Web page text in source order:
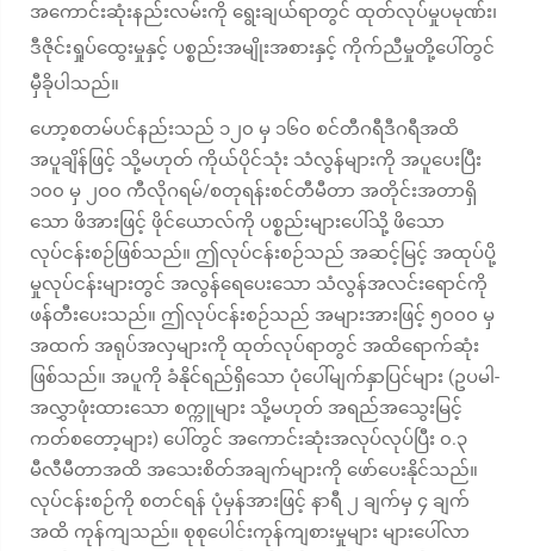
အကောင်းဆုံးနည်းလမ်းကို ရွေးချယ်ရာတွင် ထုတ်လုပ်မှုပမုဏ်း၊
ဒီဇိုင်းရှုပ်ထွေးမှုနှင့် ပစ္စည်းအမျိုးအစားနှင့် ကိုက်ညီမှုတို့ပေါ်တွင်
မှီခိုပါသည်။
ဟော့စတမ်ပင်နည်းသည် ၁၂၀ မှ ၁၆၀ စင်တီဂရီဒီဂရီအထိ
အပူချိန်ဖြင့် သို့မဟုတ် ကိုယ်ပိုင်သုံး သံလွန်များကို အပူပေးပြီး
၁၀၀ မှ ၂၀၀ ကီလိုဂရမ်/စတုရန်းစင်တီမီတာ အတိုင်းအတာရှိ
သော ဖိအားဖြင့် ဖိုင်ယောလ်ကို ပစ္စည်းများပေါ်သို့ ဖိသော
လုပ်ငန်းစဉ်ဖြစ်သည်။ ဤလုပ်ငန်းစဉ်သည် အဆင့်မြင့် အထုပ်ပို့
မှုလုပ်ငန်းများတွင် အလွန်ရေပေးသော သံလွန်အလင်းရောင်ကို
ဖန်တီးပေးသည်။ ဤလုပ်ငန်းစဉ်သည် အများအားဖြင့် ၅၀၀၀ မှ
အထက် အရုပ်အလှများကို ထုတ်လုပ်ရာတွင် အထိရောက်ဆုံး
ဖြစ်သည်။ အပူကို ခံနိုင်ရည်ရှိသော ပုံပေါ်မျက်နှာပြင်များ (ဥပမါ-
အလွှာဖုံးထားသော စက္ကူများ သို့မဟုတ် အရည်အသွေးမြင့်
ကတ်စတော့များ) ပေါ်တွင် အကောင်းဆုံးအလုပ်လုပ်ပြီး ၀.၃
မီလီမီတာအထိ အသေးစိတ်အချက်များကို ဖော်ပေးနိုင်သည်။
လုပ်ငန်းစဉ်ကို စတင်ရန် ပုံမှန်အားဖြင့် နာရီ ၂ ချက်မှ ၄ ချက်
အထိ ကုန်ကျသည်။ စုစုပေါင်းကုန်ကျစားမှုများ များပေါ်လာ